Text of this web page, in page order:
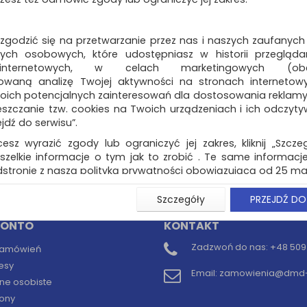
PRODUCTS, A4,
z tasiemką, 25szt.,
tekturowe okładki A4 do
tasiemką, służące do
grup dokumentów…
Dostępność: 3 dni
(0)
osobiste
KONTAKT
Zadzwoń do nas: +48 509
Email:
się na przetwarzanie przez nas i naszych
osobowych, które udostępniasz w historii
w celach marketingowych
analizę Twojej aktywności na stronach
potencjalnych zainteresowań dla dostosowania
tzw. cookies na Twoich urządzeniach i ich
do serwisu”.
wyrazić zgody lub ograniczyć jej zakres, kliknij
informacje o tym jak to zrobić . Te same
z naszą polityką prywatności obowiązującą od 25
użytkowników zalogowanych, aby umożliwić
i związane z tym prawidłowe działanie naszej
np. wysłanie potwierdzenia zamówienia na
Państwu prawidłowych informacji o promocjach
ważna jest Państwa wcześniejsza zgoda której
zgoda jest dobrowolna i można ją w dowolnym
(rozwiń)
Szczegóły PRZEJDŹ